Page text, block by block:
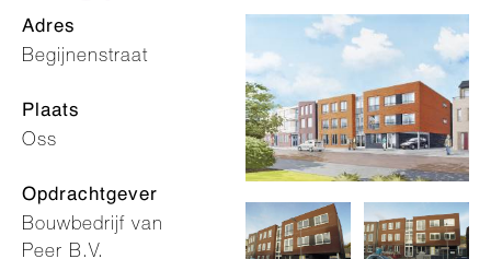
Adres
Begijnenstraat
Plaats
Oss
Opdrachtgever
Bouwbedrijf van
Peer B.V.